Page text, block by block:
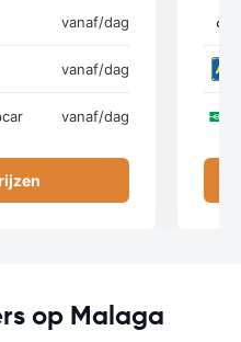
vanaf/dag
vanaf/dag
vanaf/dag
op Malaga